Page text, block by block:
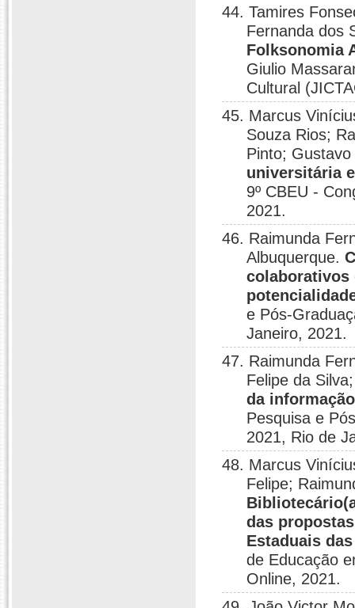
44. Tamires
Fernanda dos
Folksonomia
Giulio
Cultural
45. Marcus
Souza Rios;
Pinto;
universitária
9º CBEU -
2021.
46. Raimunda
Albuquerque.
colaborativos
e Pós-
Janeiro, 2021.
47. Raimunda
Felipe da
da
Pesquisa e
2021, Rio de
48. Marcus
Felipe;
das
Estaduais
de Educação
Online, 2021.